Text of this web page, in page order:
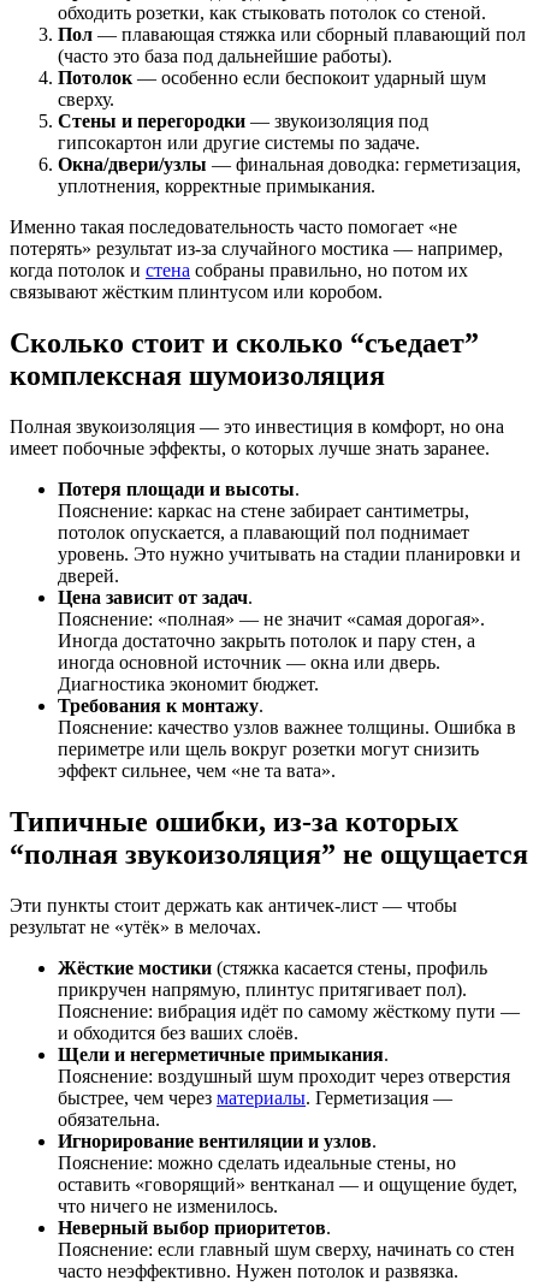
обходить розетки, как стыковать потолок со стеной.
Пол — плавающая стяжка или сборный плавающий пол
(часто это база под дальнейшие работы).
Потолок — особенно если беспокоит ударный шум
сверху.
Стены и перегородки — звукоизоляция под
гипсокартон или другие системы по задаче.
Окна/двери/узлы — финальная доводка: герметизация,
уплотнения, корректные примыкания.
Именно такая последовательность часто помогает «не
потерять» результат из-за случайного мостика — например,
когда потолок и стена собраны правильно, но потом их
связывают жёстким плинтусом или коробом.
Сколько стоит и сколько “съедает”
комплексная шумоизоляция
Полная звукоизоляция — это инвестиция в комфорт, но она
имеет побочные эффекты, о которых лучше знать заранее.
Потеря площади и высоты.
Пояснение: каркас на стене забирает сантиметры,
потолок опускается, а плавающий пол поднимает
уровень. Это нужно учитывать на стадии планировки и
дверей.
Цена зависит от задач.
Пояснение: «полная» — не значит «самая дорогая».
Иногда достаточно закрыть потолок и пару стен, а
иногда основной источник — окна или дверь.
Диагностика экономит бюджет.
Требования к монтажу.
Пояснение: качество узлов важнее толщины. Ошибка в
периметре или щель вокруг розетки могут снизить
эффект сильнее, чем «не та вата».
Типичные ошибки, из-за которых
“полная звукоизоляция” не ощущается
Эти пункты стоит держать как античек-лист — чтобы
результат не «утёк» в мелочах.
Жёсткие мостики (стяжка касается стены, профиль
прикручен напрямую, плинтус притягивает пол).
Пояснение: вибрация идёт по самому жёсткому пути —
и обходится без ваших слоёв.
Щели и негерметичные примыкания.
Пояснение: воздушный шум проходит через отверстия
быстрее, чем через материалы. Герметизация —
обязательна.
Игнорирование вентиляции и узлов.
Пояснение: можно сделать идеальные стены, но
оставить «говорящий» вентканал — и ощущение будет,
что ничего не изменилось.
Неверный выбор приоритетов.
Пояснение: если главный шум сверху, начинать со стен
часто неэффективно. Нужен потолок и развязка.